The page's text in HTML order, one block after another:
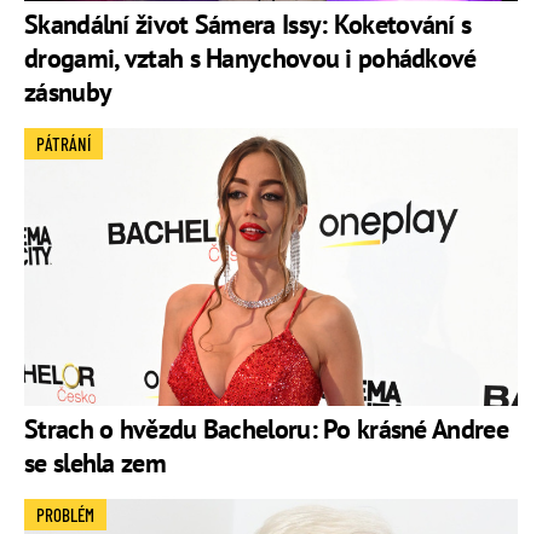
Skandální život Sámera Issy: Koketování s
drogami, vztah s Hanychovou i pohádkové
zásnuby
Strach o hvězdu Bacheloru: Po krásné Andree
se slehla zem
PÁTRÁNÍ
PROBLÉM